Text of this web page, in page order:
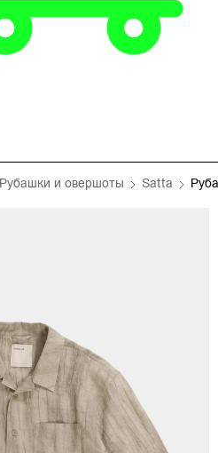
Рубашки и овершоты Satta